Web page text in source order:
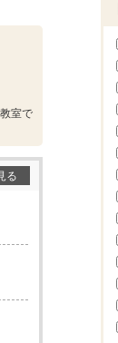
室で
る